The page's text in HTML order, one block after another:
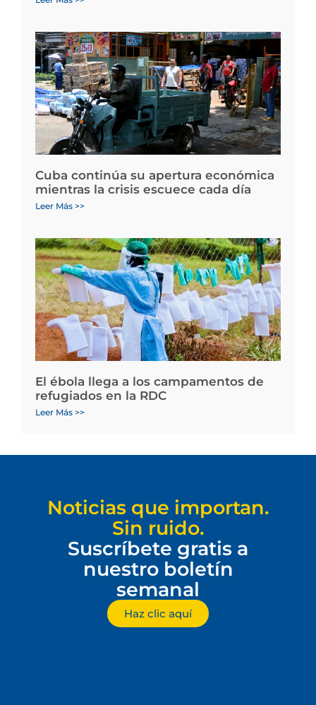
Cuba continúa su apertura económica
mientras la crisis escuece cada día
Leer Más >>
El ébola llega a los campamentos de
refugiados en la RDC
Leer Más >>
Noticias que importan.
Sin ruido.
Suscríbete gratis a
nuestro boletín
semanal
Haz clic aquí